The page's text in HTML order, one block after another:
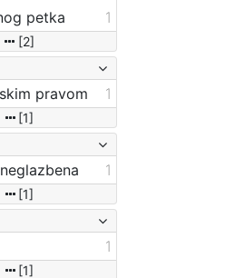
petka
1
[2]
pravom
1
[1]
1
[1]
1
[1]